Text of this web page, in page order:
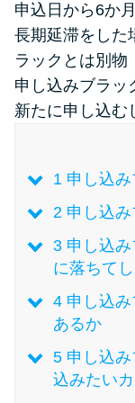
種類
その
申込日から6か
長期延滞をした
ラックとは別物
申し込みブラッ
新たに申し込む
1申し込み
2申し込み
3申し込み
に落ちて
4申し込み
あるか
5申し込み
込みたい